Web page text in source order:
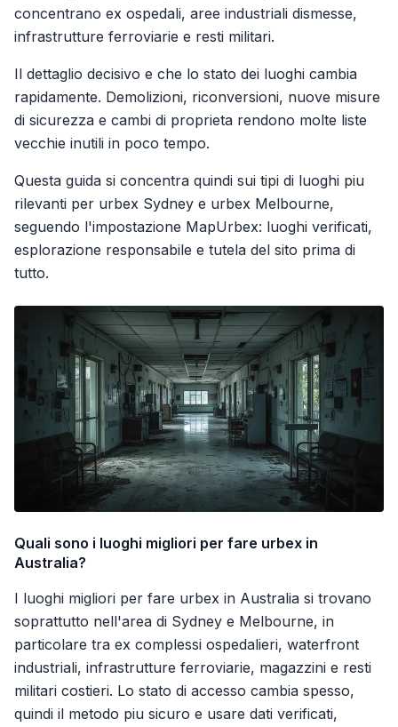
concentrano ex ospedali, aree industriali dismesse,
infrastrutture ferroviarie e resti militari.
Il dettaglio decisivo e che lo stato dei luoghi cambia
rapidamente. Demolizioni, riconversioni, nuove misure
di sicurezza e cambi di proprieta rendono molte liste
vecchie inutili in poco tempo.
Questa guida si concentra quindi sui tipi di luoghi piu
rilevanti per urbex Sydney e urbex Melbourne,
seguendo l'impostazione MapUrbex: luoghi verificati,
esplorazione responsabile e tutela del sito prima di
tutto.
Quali sono i luoghi migliori per fare urbex in
Australia?
I luoghi migliori per fare urbex in Australia si trovano
soprattutto nell'area di Sydney e Melbourne, in
particolare tra ex complessi ospedalieri, waterfront
industriali, infrastrutture ferroviarie, magazzini e resti
militari costieri. Lo stato di accesso cambia spesso,
quindi il metodo piu sicuro e usare dati verificati,